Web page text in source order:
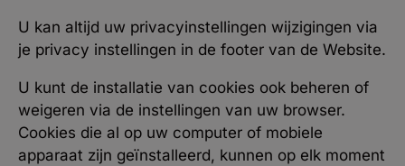
U kan altijd uw privacyinstellingen wijzigingen via
je privacy instellingen in de footer van de Website.
U kunt de installatie van cookies ook beheren of
weigeren via de instellingen van uw browser.
Cookies die al op uw computer of mobiele
apparaat zijn geïnstalleerd, kunnen op elk moment